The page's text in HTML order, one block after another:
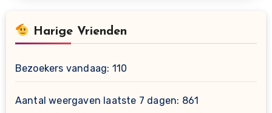
Harige Vrienden
Bezoekers vandaag: 110
Aantal weergaven laatste 7 dagen: 861